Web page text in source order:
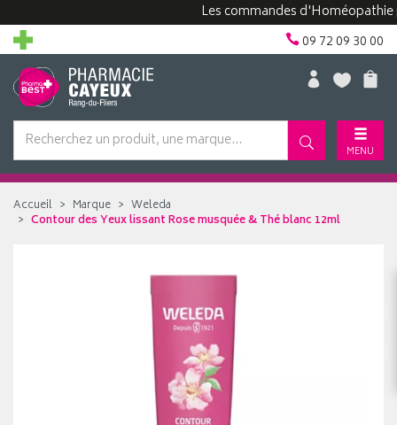
Les commandes d'Homéopathie
09 72 09 30 00
MENU
Accueil Marque
Weleda
Contour des Yeux lissant Rose musquée & Thé blanc 12ml